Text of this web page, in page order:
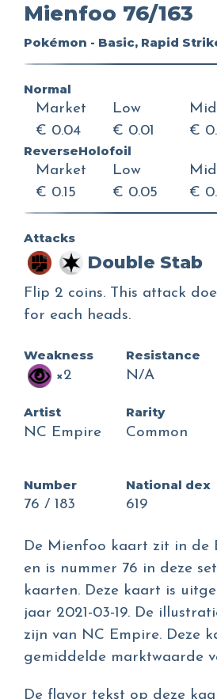
Mienfoo 76/163
Pokémon - Basic, Rapid
Normal
Market
€ 0.04
Low
€ 0.01
Mid
€
ReverseHolofoil
Market
€ 0.15
Low
€ 0.05
Mid
€
Attacks
Double Stab
Flip 2 coins. This attack
for each heads.
Weakness
×2
Resistance
N/A
Artist
NC Empire
Rarity
Common
Number
76 / 183
National dex
619
De Mienfoo kaart zit in de
en is nummer 76 in deze
kaarten. Deze kaart is
jaar 2021-03-19. De
zijn van NC Empire. Deze
gemiddelde marktwaarde
De flavor tekst op deze